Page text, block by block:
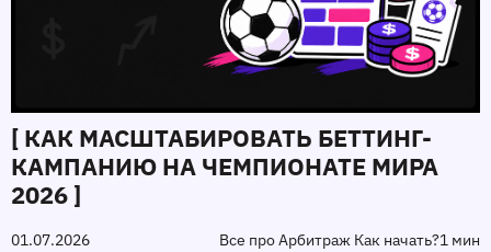
[ КАК МАСШТАБИРОВАТЬ БЕТТИНГ-
КАМПАНИЮ НА ЧЕМПИОНАТЕ МИРА
2026 ]
01.07.2026 Все про Арбитраж Как начать?1 мин